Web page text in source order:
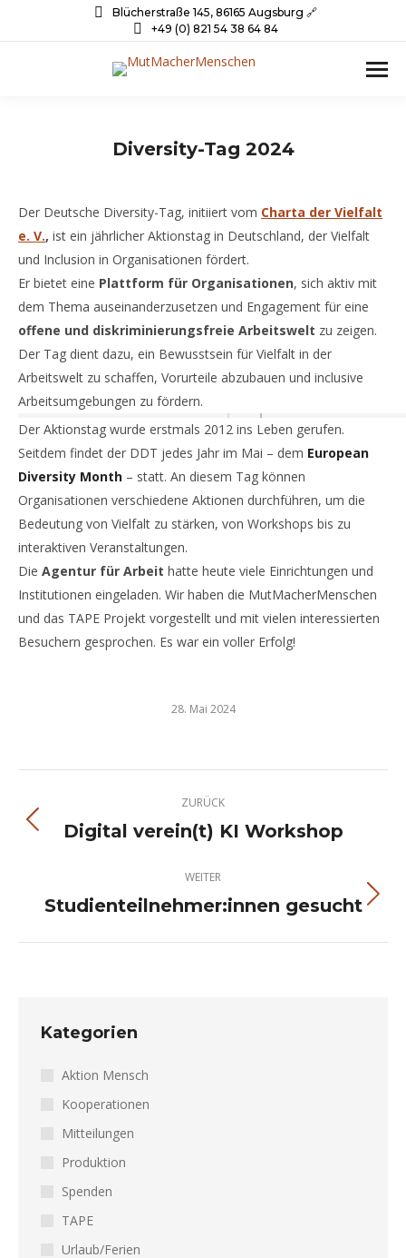
Blücherstraße 145, 86165 Augsburg 🔗
+49 (0) 821 54 38 64 84
Diversity-Tag 2024
Der Deutsche Diversity-Tag, initiiert vom Charta der Vielfalt
e. V., ist ein jährlicher Aktionstag in Deutschland, der Vielfalt
und Inclusion in Organisationen fördert.
Er bietet eine Plattform für Organisationen, sich aktiv mit
dem Thema auseinanderzusetzen und Engagement für eine
offene und diskriminierungsfreie Arbeitswelt zu zeigen.
Der Tag dient dazu, ein Bewusstsein für Vielfalt in der
Arbeitswelt zu schaffen, Vorurteile abzubauen und inclusive
Arbeitsumgebungen zu fördern.
Der Aktionstag wurde erstmals 2012 ins Leben gerufen.
Seitdem findet der DDT jedes Jahr im Mai – dem European
Diversity Month – statt. An diesem Tag können
Organisationen verschiedene Aktionen durchführen, um die
Bedeutung von Vielfalt zu stärken, von Workshops bis zu
interaktiven Veranstaltungen.
Die Agentur für Arbeit hatte heute viele Einrichtungen und
Institutionen eingeladen. Wir haben die MutMacherMenschen
und das TAPE Projekt vorgestellt und mit vielen interessierten
Besuchern gesprochen. Es war ein voller Erfolg!
28. Mai 2024
Kommentarnavigation
ZURÜCK
Vorheriger
Digital verein(t) KI Workshop
WEITER
Nächster
Studienteilnehmer:innen gesucht
Kategorien
Aktion Mensch
Kooperationen
Mitteilungen
Produktion
Spenden
TAPE
Urlaub/Ferien